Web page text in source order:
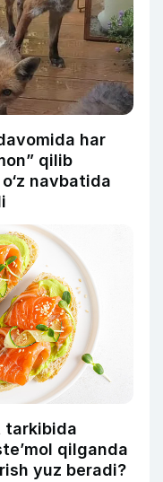
har
qilib
navbatida
tarkibida
qilganda
yuz beradi?